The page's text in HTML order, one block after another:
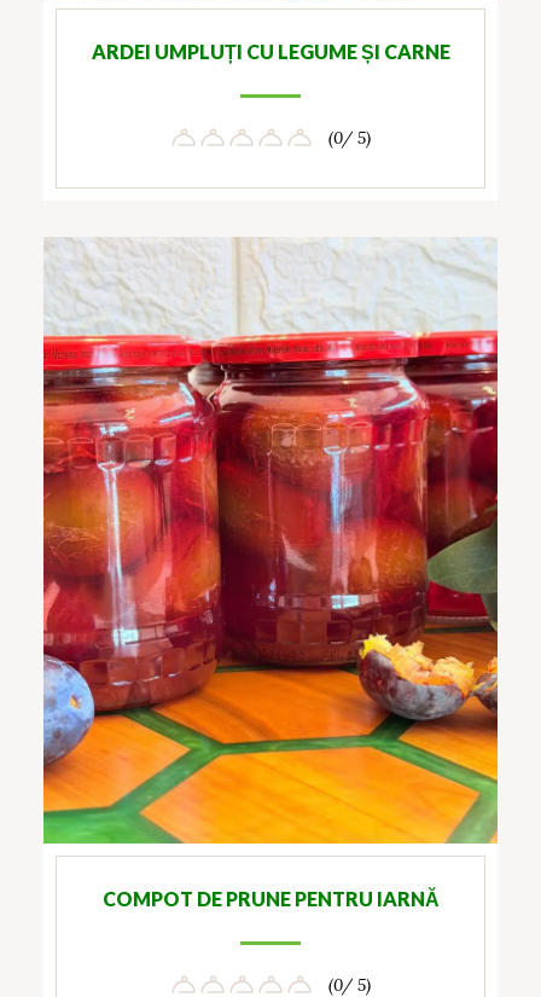
ARDEI UMPLUȚI CU LEGUME ȘI CARNE
(0/ 5)
COMPOT DE PRUNE PENTRU IARNĂ
(0/ 5)